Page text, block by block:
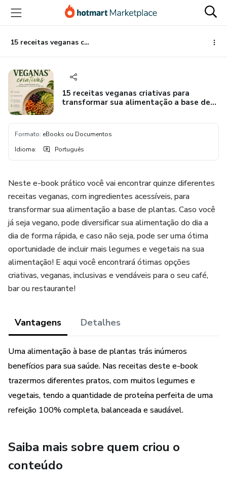
para
conteúdo
principal
para
pagamento
para
rodapé
15 receitas veganas criativas para transformar sua alimentação a base de plantas
15 receitas veganas criativas para
transformar sua alimentação a base de
Formato: eBooks ou Documentos
Idioma: Português
Neste e-book prático você vai encontrar quinze diferentes
receitas veganas, com ingredientes acessíveis, para
transformar sua alimentação a base de plantas. Caso você
já seja vegano, pode diversificar sua alimentação do dia a
dia de forma rápida, e caso não seja, pode ser uma ótima
oportunidade de incluir mais legumes e vegetais na sua
alimentação! E aqui você encontrará ótimas opções
criativas, veganas, inclusivas e vendáveis para o seu café,
bar ou restaurante!
Vantagens Detalhes
Uma alimentação à base de plantas trás inúmeros
benefícios para sua saúde. Nas receitas deste e-book
trazermos diferentes pratos, com muitos legumes e
vegetais, tendo a quantidade de proteína perfeita de uma
refeição 100% completa, balanceada e saudável.
Saiba mais sobre quem criou o
conteúdo